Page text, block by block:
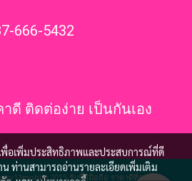
666-5432
ดี ติดต่อง่าย เป็นกันเอง
2015 รับซื้อมือถือ ราคาดีที่สุด
พื่อเพิ่มประสิทธิภาพและประสบการณ์ที่ดี
น ท่านสามารถอ่านรายละเอียดเพิ่มเติม